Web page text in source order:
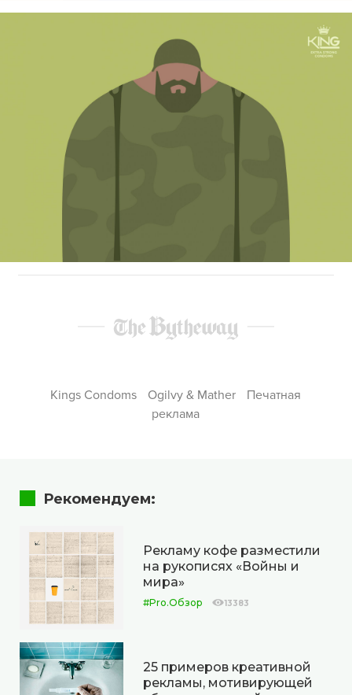
Kings Condoms Ogilvy & Mather
Печатная
реклама
Рекомендуем:
Рекламу кофе разместили
на рукописях «Войны и
мира»
#Pro.Обзор 13383
25 примеров креативной
рекламы, мотивирующей